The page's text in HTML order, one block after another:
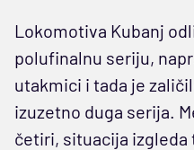
Lokomotiva Kubanj
polufinalnu seriju,
utakmici i tada je
izuzetno duga serija.
četiri, situacija